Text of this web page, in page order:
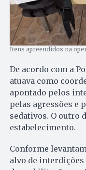
Itens apreendidos na
De acordo com a
atuava como
apontado pelos
pelas agressões e
sedativos. O outro
estabelecimento.
Conforme
alvo de